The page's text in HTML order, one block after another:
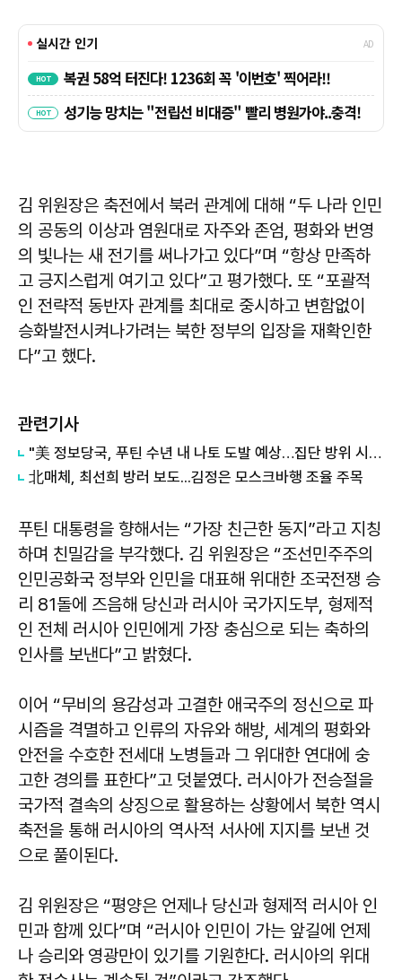
김 위원장은 축전에서 북러 관계에 대해 “두 나라 인민
의 공동의 이상과 염원대로 자주와 존엄, 평화와 번영
의 빛나는 새 전기를 써나가고 있다”며 “항상 만족하
고 긍지스럽게 여기고 있다”고 평가했다. 또 “포괄적
인 전략적 동반자 관계를 최대로 중시하고 변함없이
승화발전시켜나가려는 북한 정부의 입장을 재확인한
다”고 했다.
관련기사
"美 정보당국, 푸틴 수년 내 나토 도발 예상…집단 방위 시험 목적"
北매체, 최선희 방러 보도...김정은 모스크바행 조율 주목
푸틴 대통령을 향해서는 “가장 친근한 동지”라고 지칭
하며 친밀감을 부각했다. 김 위원장은 “조선민주주의
인민공화국 정부와 인민을 대표해 위대한 조국전쟁 승
리 81돌에 즈음해 당신과 러시아 국가지도부, 형제적
인 전체 러시아 인민에게 가장 충심으로 되는 축하의
인사를 보낸다”고 밝혔다.
이어 “무비의 용감성과 고결한 애국주의 정신으로 파
시즘을 격멸하고 인류의 자유와 해방, 세계의 평화와
안전을 수호한 전세대 노병들과 그 위대한 연대에 숭
고한 경의를 표한다”고 덧붙였다. 러시아가 전승절을
국가적 결속의 상징으로 활용하는 상황에서 북한 역시
축전을 통해 러시아의 역사적 서사에 지지를 보낸 것
으로 풀이된다.
김 위원장은 “평양은 언제나 당신과 형제적 러시아 인
민과 함께 있다”며 “러시아 인민이 가는 앞길에 언제
나 승리와 영광만이 있기를 기원한다. 러시아의 위대